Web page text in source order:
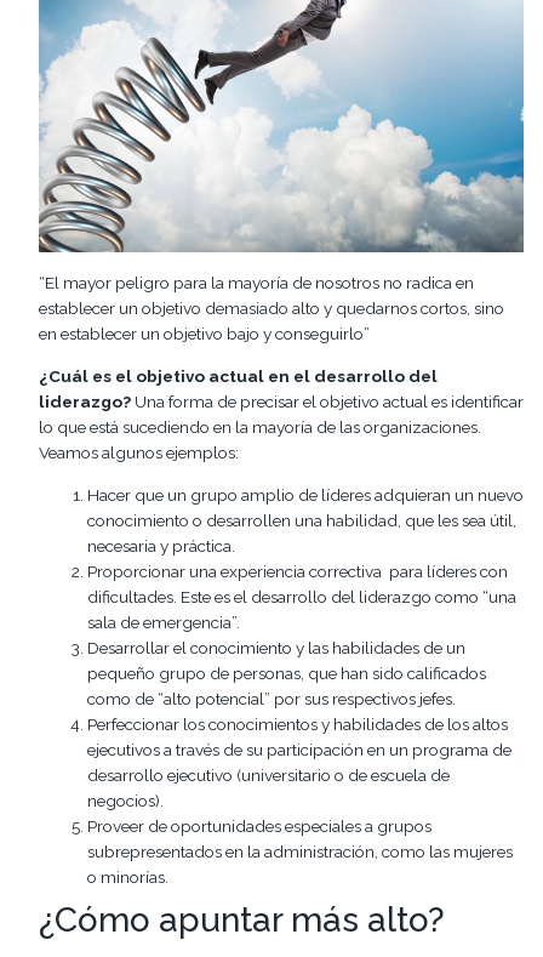
“El mayor peligro para la mayoría de nosotros no radica en
establecer un objetivo demasiado alto y quedarnos cortos, sino
en establecer un objetivo bajo y conseguirlo”
¿Cuál es el objetivo actual en el desarrollo del
liderazgo? Una forma de precisar el objetivo actual es identificar
lo que está sucediendo en la mayoría de las organizaciones.
Veamos algunos ejemplos:
Hacer que un grupo amplio de líderes adquieran un nuevo
conocimiento o desarrollen una habilidad, que les sea útil,
necesaria y práctica.
Proporcionar una experiencia correctiva para líderes con
dificultades. Este es el desarrollo del liderazgo como “una
sala de emergencia”.
Desarrollar el conocimiento y las habilidades de un
pequeño grupo de personas, que han sido calificados
como de “alto potencial” por sus respectivos jefes.
Perfeccionar los conocimientos y habilidades de los altos
ejecutivos a través de su participación en un programa de
desarrollo ejecutivo (universitario o de escuela de
negocios).
Proveer de oportunidades especiales a grupos
subrepresentados en la administración, como las mujeres
o minorías.
¿Cómo apuntar más alto?